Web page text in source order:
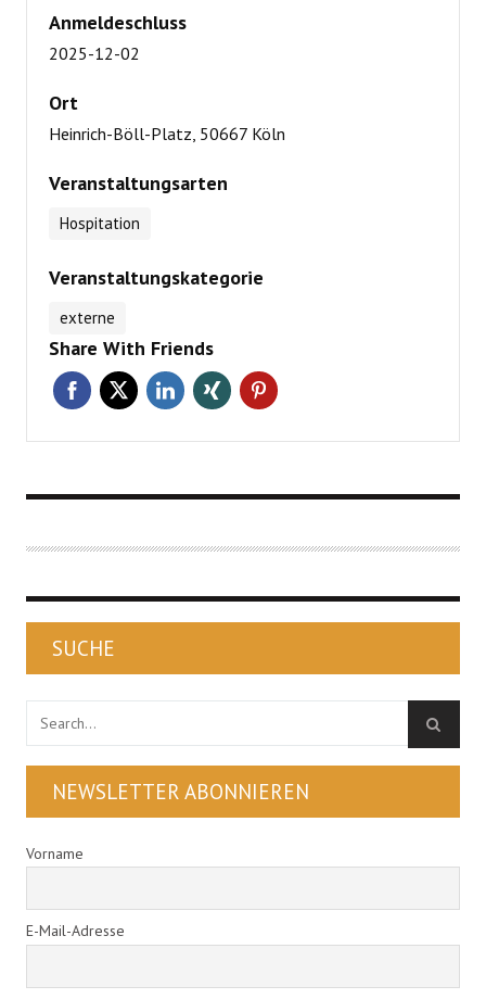
Anmeldeschluss
2025-12-02
Ort
Heinrich-Böll-Platz, 50667 Köln
Veranstaltungsarten
Hospitation
Veranstaltungskategorie
externe
Share With Friends
SUCHE
NEWSLETTER ABONNIEREN
Vorname
E-Mail-Adresse